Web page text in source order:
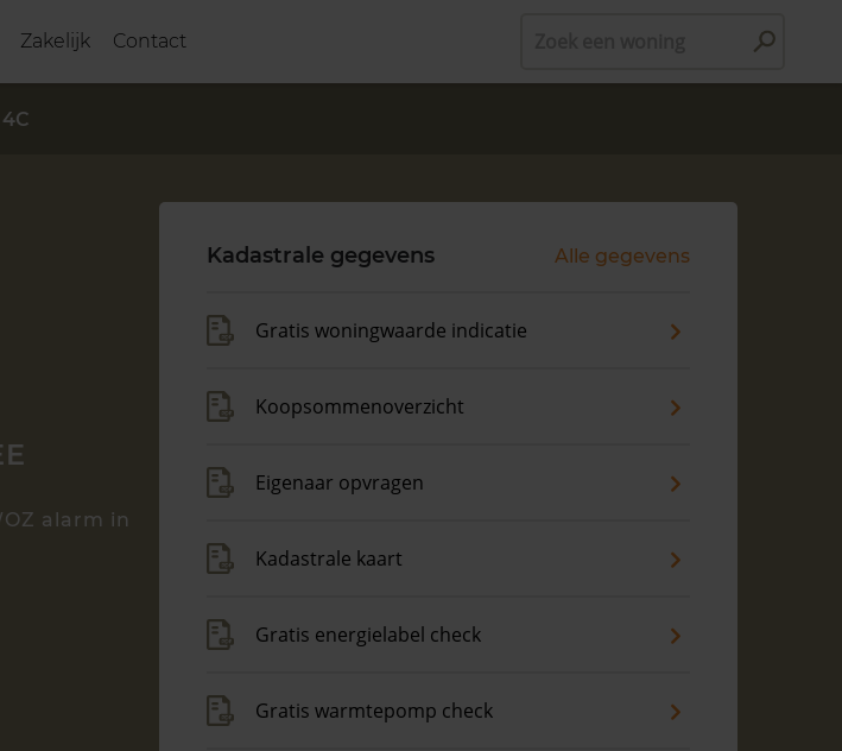
Zakelijk Contact
alarm in
Kadastrale gegevens Alle gegevens
Gratis woningwaarde indicatie
Koopsommenoverzicht
Eigenaar opvragen
Kadastrale kaart
Gratis energielabel check
Gratis warmtepomp check